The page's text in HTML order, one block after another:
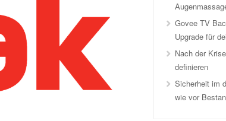
Govee TV
Upgrade für
Nach der
definieren
Sicherheit im
wie vor